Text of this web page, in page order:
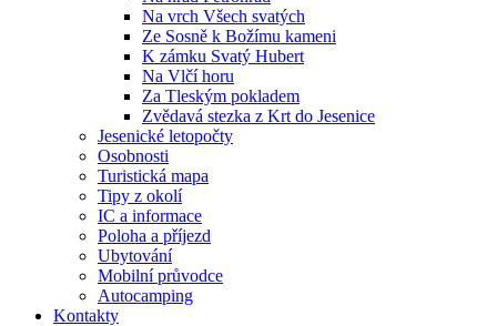
Na vrch Všech svatých
Ze Sosně k Božímu kameni
K zámku Svatý Hubert
Na Vlčí horu
Za Tleským pokladem
Zvědavá stezka z Krt do Jesenice
Jesenické letopočty
Osobnosti
Turistická mapa
Tipy z okolí
IC a informace
Poloha a příjezd
Ubytování
Mobilní průvodce
Autocamping
Kontakty